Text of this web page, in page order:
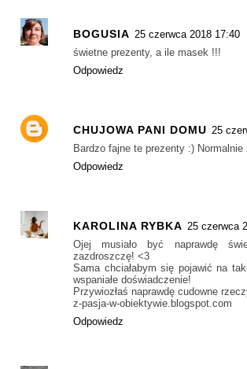
BOGUSIA 25 czerwca 2018 17:40
świetne prezenty, a ile masek !!!
Odpowiedz
CHUJOWA PANI DOMU 25
Bardzo fajne te prezenty :)
Odpowiedz
KAROLINA RYBKA 25 czerwca
Ojej musiało być naprawdę
zazdroszczę! <3
Sama chciałabym się pojawić na
wspaniałe doświadczenie!
Przywiozłaś naprawdę cudowne
z-pasja-w-obiektywie.blogspot.com
Odpowiedz